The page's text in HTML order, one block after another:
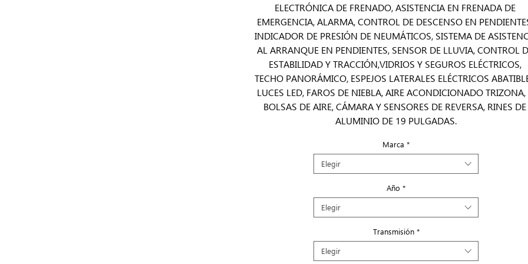
ELECTRÓNICA DE FRENADO, ASISTENCIA EN FRENADA DE
EMERGENCIA, ALARMA, CONTROL DE DESCENSO EN
INDICADOR DE PRESIÓN DE NEUMÁTICOS, SISTEMA DE
AL ARRANQUE EN PENDIENTES, SENSOR DE LLUVIA, CONTROL
ESTABILIDAD Y TRACCIÓN,VIDRIOS Y SEGUROS ELÉCTRICOS,
TECHO PANORÁMICO, ESPEJOS LATERALES ELÉCTRICOS
LUCES LED, FAROS DE NIEBLA, AIRE ACONDICIONADO TRIZONA,
BOLSAS DE AIRE, CÁMARA Y SENSORES DE REVERSA, RINES DE
ALUMINIO DE 19 PULGADAS.
Marca *
Elegir
Año *
Elegir
Transmisión *
Elegir